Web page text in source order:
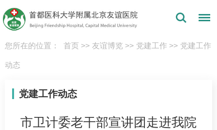
您所在的位置： 首页 >> 友谊博览 >> 党建工作 >> 党建工作
动态
党建工作动态
市卫计委老干部宣讲团走进我院